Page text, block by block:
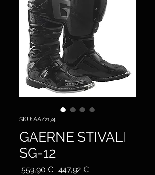
SKU: AA/2174
GAERNE STIVALI
SG-12
559,90 € Prezzo
447,92 €